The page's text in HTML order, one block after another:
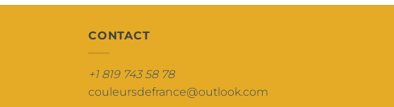
CONTACT
+1 819 743 58 78
couleursdefrance@outlook.com